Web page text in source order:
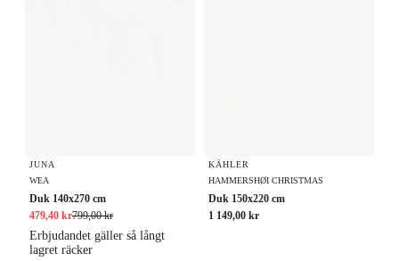
JUNA
WEA
Duk 140x270 cm
479,40 kr799,00 kr
Erbjudandet gäller så långt
lagret räcker
KÄHLER
HAMMERSHØI CHRISTMAS
Duk 150x220 cm
1 149,00 kr